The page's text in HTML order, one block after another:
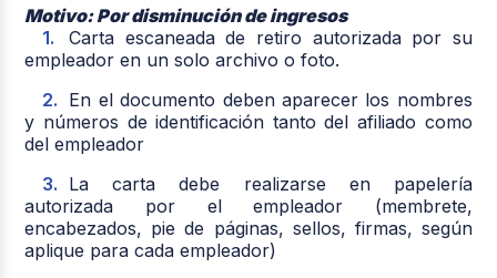
Motivo: Por disminución de ingresos
Carta escaneada de retiro autorizada por su
empleador en un solo archivo o foto.
En el documento deben aparecer los nombres
y números de identificación tanto del afiliado como
del empleador
La carta debe realizarse en papelería
autorizada por el empleador (membrete,
encabezados, pie de páginas, sellos, firmas, según
aplique para cada empleador)